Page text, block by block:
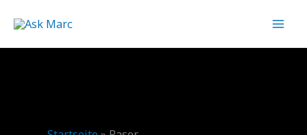
Inhalt
springen